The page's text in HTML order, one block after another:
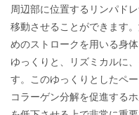
周辺部に位置するリンパド
移動させることができます
めのストロークを用いる身
ゆっくりと、リズミカルに
す。このゆっくりとしたペ
コラーゲン分解を促進する